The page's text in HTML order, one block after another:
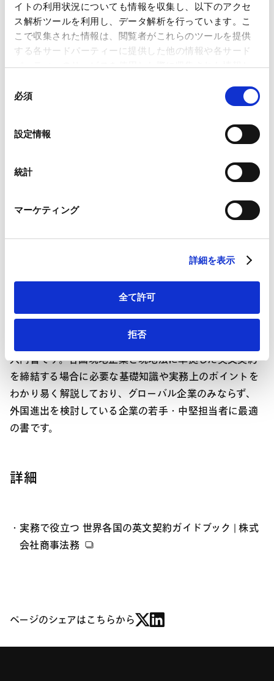
イトの利用状況についても情報を収集し、以下のアクセ
ス解析ツールを利用し、データ解析を行っています。こ
こで収集された情報は、閲覧者がこれらのツールを提供
する各サードパーティーに提供した他の情報や各サード
パーティーのサービスを使用した際に収集された情報と
ことがあります。
Google Analytics利用規約（
Marketo
外部サイト）
LinkedIn プライバシーポリシー（
HubSpot プライバシーポリシー（外部サイト）
必須
設定情報
統計
マーケティング
詳細を表示
全て許可
拒否
当事務所所属の弁護士が執筆した書籍「実務で役立つ 世
界各国の英文契約ガイドブック」（アンダーソン・毛
本書は、 世界の主要各国における英文契約の実務を、横
断的に、かつ、初心者・初学者にもわかり易く説明した
入門書です。各国現地企業と現地法に準拠した英文契約
を締結する場合に必要な基礎知識や実務上のポイントを
わかり易く解説しており、グローバル企業のみならず、
外国進出を検討している企業の若手・中堅担当者に最適
の書です。
詳細
実務で役立つ 世界各国の英文契約ガイドブック | 株式
会社商事法務
ページのシェアはこちらから